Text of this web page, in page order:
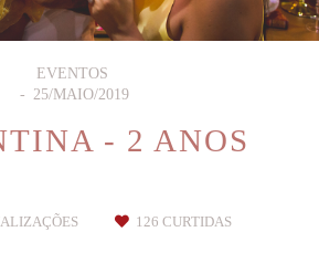
EVENTOS
25/MAIO/2019
- 2 ANOS
126 CURTIDAS